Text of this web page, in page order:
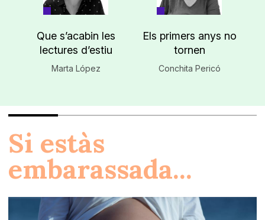
Que s’acabin les
lectures d’estiu
Marta López
Els primers anys no
tornen
Conchita Pericó
Si estàs
embarassada...